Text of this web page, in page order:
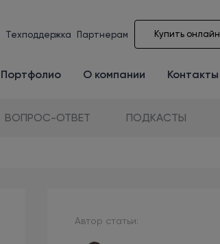
Техподдержка Партнерам Купить онлайн
Портфолио О компании Контакты
ВОПРОС-ОТВЕТ ПОДКАСТЫ
Автор статьи: